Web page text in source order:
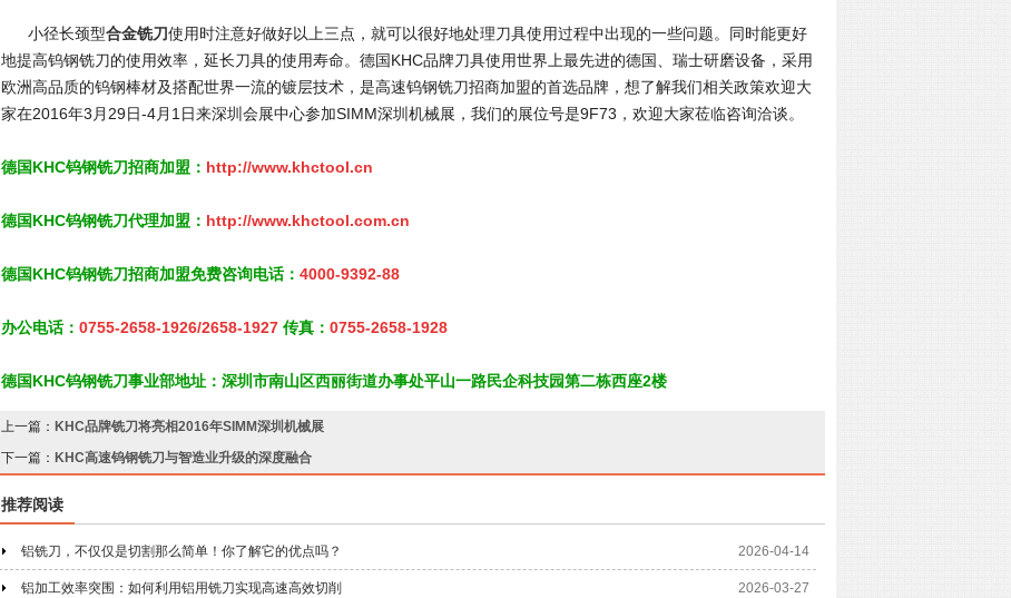
小径长颈型合金铣刀使用时注意好做好以上三点，就可以很好地处理刀具使用过程中出现的一些问题。同时能更好
地提高钨钢铣刀的使用效率，延长刀具的使用寿命。德国KHC品牌刀具使用世界上最先进的德国、瑞士研磨设备，采用
欧洲高品质的钨钢棒材及搭配世界一流的镀层技术，是高速钨钢铣刀招商加盟的首选品牌，想了解我们相关政策欢迎大
家在2016年3月29日-4月1日来深圳会展中心参加SIMM深圳机械展，我们的展位号是9F73，欢迎大家莅临咨询洽谈。
德国KHC钨钢铣刀招商加盟： http://www.khctool.cn
德国KHC钨钢铣刀代理加盟： http://www.khctool.com.cn
德国KHC钨钢铣刀招商加盟免费咨询电话： 4000-9392-88
办公电话： 0755-2658-1926/2658-1927 传真： 0755-2658-1928
德国KHC钨钢铣刀事业部地址：深圳市南山区西丽街道办事处平山一路民企科技园第二栋西座2楼
上一篇： KHC品牌铣刀将亮相2016年SIMM深圳机械展
下一篇： KHC高速钨钢铣刀与智造业升级的深度融合
推荐阅读
2026-04-14
铝铣刀，不仅仅是切割那么简单！你了解它的优点吗？
2026-03-27
铝加工效率突围：如何利用铝用铣刀实现高速高效切削